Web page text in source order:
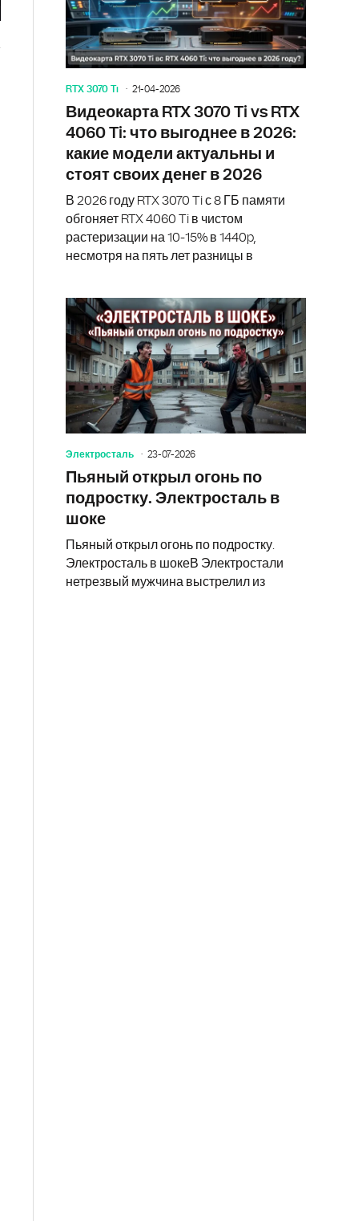
RTX 3070 Ti 21-04-2026
Видеокарта RTX 3070 Ti vs RTX
4060 Ti: что выгоднее в 2026:
какие модели актуальны и
стоят своих денег в 2026
В 2026 году RTX 3070 Ti с 8 ГБ памяти
обгоняет RTX 4060 Ti в чистом
растеризации на 10-15% в 1440p,
несмотря на пять лет разницы в
Электросталь 23-07-2026
Пьяный открыл огонь по
подростку. Электросталь в
шоке
Пьяный открыл огонь по подростку.
Электросталь в шокеВ Электростали
нетрезвый мужчина выстрелил из